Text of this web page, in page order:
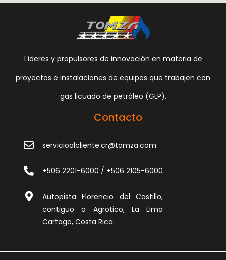
Líderes y propulsores de innovación en materia de
proyectos e instalaciones de equipos que trabajen con
gas licuado de petróleo (GLP).
Contacto
servicioalcliente.cr@tomza.com
+506 2201-6000 / +506 2105-6000
Autopista Florencio del Castillo,
contiguo a Agrotico, La Lima
Cartago, Costa Rica.